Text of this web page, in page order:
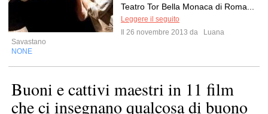
Teatro Tor Bella Monaca di Roma...
Leggere il seguito
Il 26 novembre 2013 da
Luana
Savastano
NONE
Buoni e cattivi maestri in 11 film
che ci insegnano qualcosa di buono